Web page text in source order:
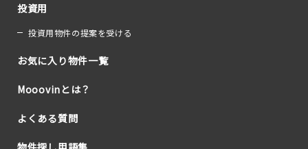
投資用
投資用物件の提案を受ける
お気に入り物件一覧
Mooovinとは？
よくある質問